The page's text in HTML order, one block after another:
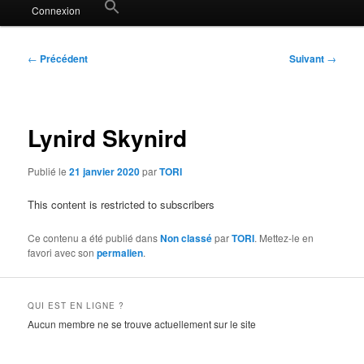
Connexion Search
Search Button
Navigation
← Précédent Suivant →
Lynird Skynird
Publié le21 janvier 2020parTORI
This content is restricted to subscribers
Ce contenu a été publié dansNon classéparTORI. Mettez-le en
favori avec sonpermalien.
QUI EST EN LIGNE ?
Aucun membre ne se trouve actuellement sur le site